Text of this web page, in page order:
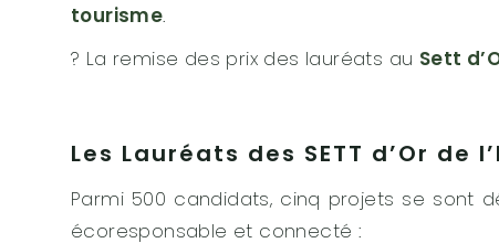
tourisme.
? La remise des prix des lauréats au Sett
Les Lauréats des SETT d’Or de
Parmi 500 candidats, cinq projets se sont
écoresponsable et connecté :